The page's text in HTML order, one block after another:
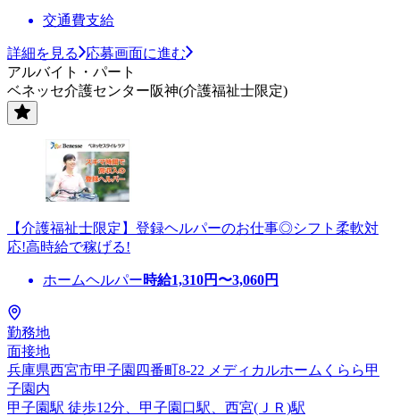
交通費支給
詳細を見る
応募画面に進む
アルバイト・パート
ベネッセ介護センター阪神(介護福祉士限定)
【介護福祉士限定】登録ヘルパーのお仕事◎シフト柔軟対
応!高時給で稼げる!
ホームヘルパー時給1,310円〜3,060円
勤務地
面接地
兵庫県西宮市甲子園四番町8-22 メディカルホームくらら甲
子園内
甲子園駅 徒歩12分、甲子園口駅、西宮(ＪＲ)駅